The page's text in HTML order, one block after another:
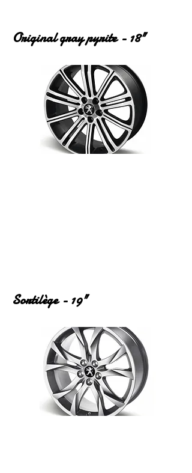
Original gray pyrite - 18"
Sortilège - 19"